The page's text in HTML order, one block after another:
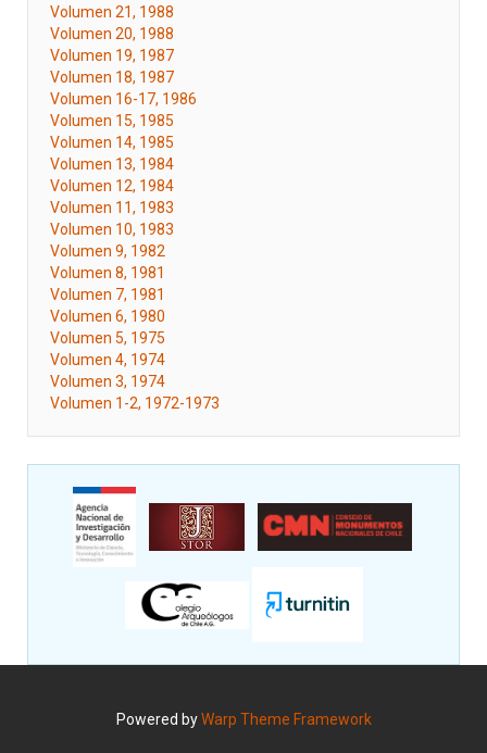
Volumen 21, 1988
Volumen 20, 1988
Volumen 19, 1987
Volumen 18, 1987
Volumen 16-17, 1986
Volumen 15, 1985
Volumen 14, 1985
Volumen 13, 1984
Volumen 12, 1984
Volumen 11, 1983
Volumen 10, 1983
Volumen 9, 1982
Volumen 8, 1981
Volumen 7, 1981
Volumen 6, 1980
Volumen 5, 1975
Volumen 4, 1974
Volumen 3, 1974
Volumen 1-2, 1972-1973
Powered byWarp Theme Framework